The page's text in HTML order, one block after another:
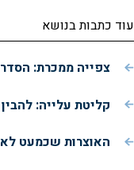
עוד כתבות בנושא
צפייה ממכרת:
קליטת עלייה:
האוצרות שכמעט